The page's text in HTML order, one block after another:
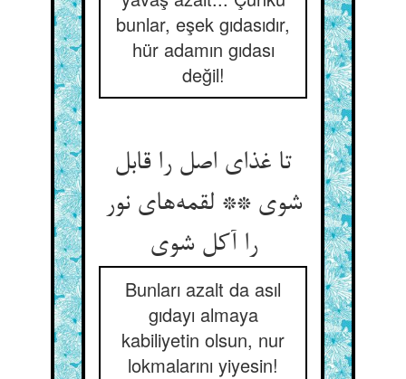
bunlar, eşek gıdasıdır,
hür adamın gıdası
değil!
تا غذای اصل را قابل
شوی ** لقمه‌های نور
را آکل شوی
Bunları azalt da asıl
gıdayı almaya
kabiliyetin olsun, nur
lokmalarını yiyesin!